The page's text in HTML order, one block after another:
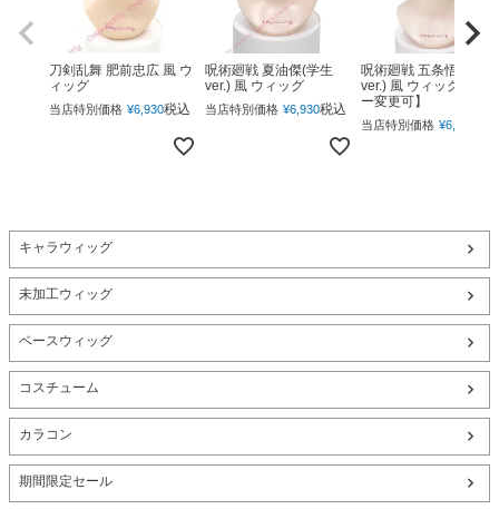
刀剣乱舞 肥前忠広 風 ウ
ィッグ
当店特別価格 ¥6,930税込
呪術廻戦 夏油傑(学生
ver.) 風 ウィッグ
当店特別価格 ¥6,930税込
呪術廻戦 五条悟(下ろ
ver.) 風 ウィッグ 【カ
ー変更可】
当店特別価格 ¥6,930
キャラウィッグ
未加工ウィッグ
ベースウィッグ
コスチューム
カラコン
期間限定セール